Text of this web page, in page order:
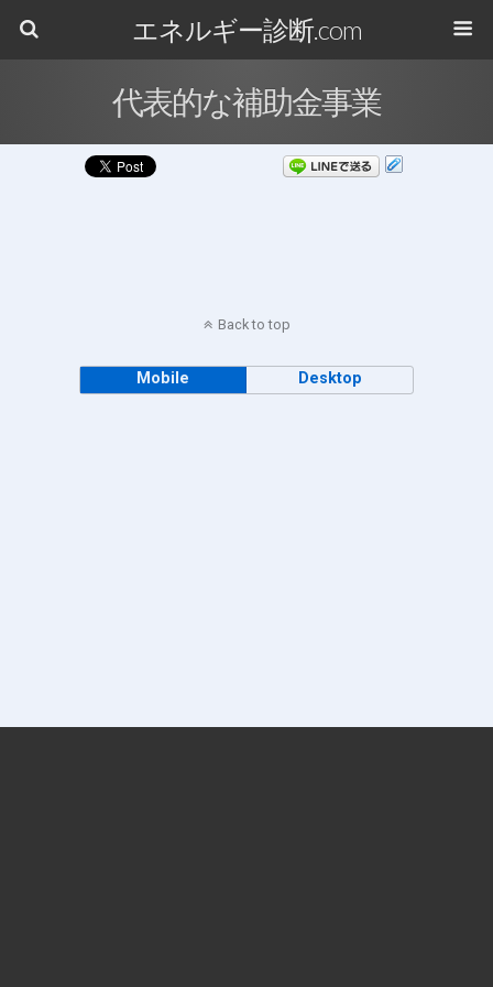
エネルギー診断.com
代表的な補助金事業
Back to top
Mobile Desktop